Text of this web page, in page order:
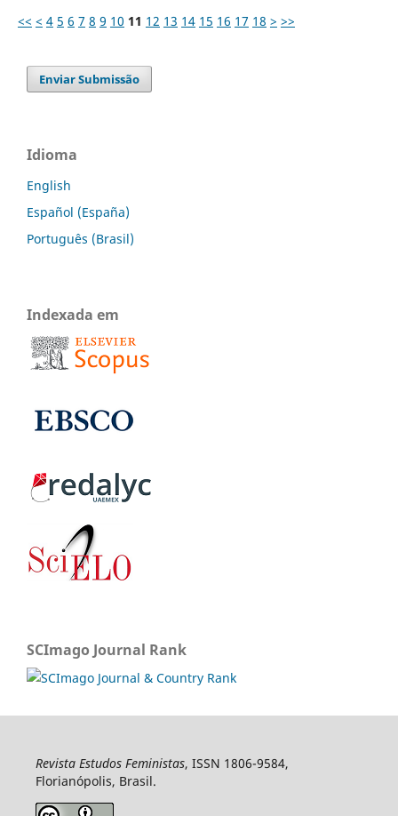
<< < 4 5 6 7 8 9 10 11 12 13 14 15 16 17 18 > >>
Enviar Submissão
Idioma
English
Español (España)
Português (Brasil)
Indexada em
SCImago Journal Rank
Revista Estudos Feministas, ISSN 1806-9584,
Florianópolis, Brasil.